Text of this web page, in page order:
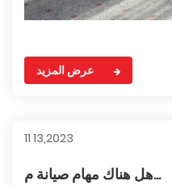
11 13,2023
هل هناك مهام صيانة م...